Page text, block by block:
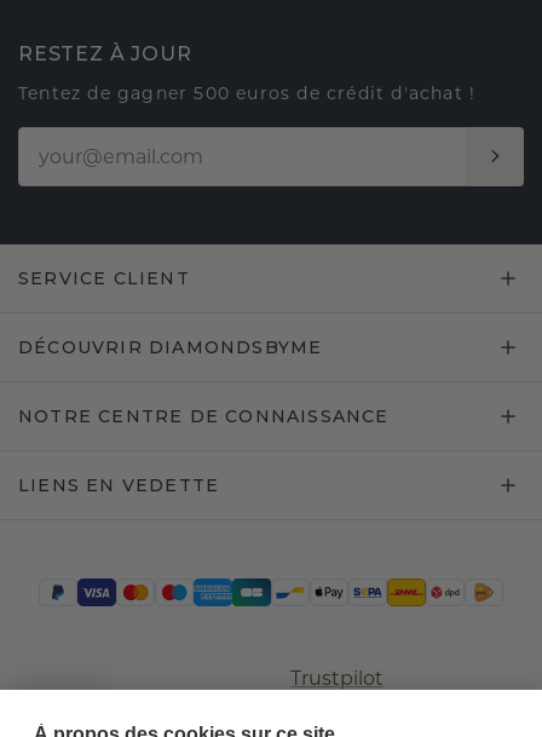
RESTEZ À JOUR
Tentez de gagner 500 euros de crédit d'achat !
SERVICE CLIENT
DÉCOUVRIR DIAMONDSBYME
NOTRE CENTRE DE CONNAISSANCE
LIENS EN VEDETTE
Trustpilot